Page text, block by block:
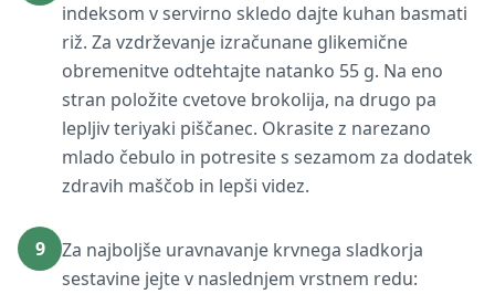
indeksom v servirno skledo dajte kuhan basmati
riž. Za vzdrževanje izračunane glikemične
obremenitve odtehtajte natanko 55 g. Na eno
stran položite cvetove brokolija, na drugo pa
lepljiv teriyaki piščanec. Okrasite z narezano
mlado čebulo in potresite s sezamom za dodatek
zdravih maščob in lepši videz.
9
Za najboljše uravnavanje krvnega sladkorja
sestavine jejte v naslednjem vrstnem redu: